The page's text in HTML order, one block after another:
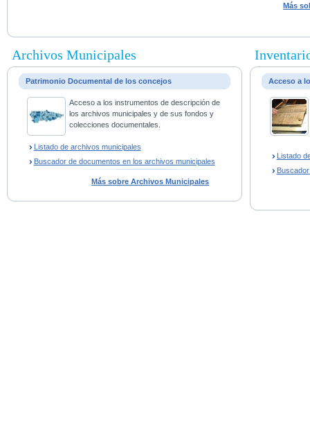
Más
Archivos Municipales
Patrimonio Documental de los concejos
Acceso a los instrumentos de descripción de
los archivos municipales y de sus fondos y
colecciones documentales.
Listado de archivos municipales
Buscador de documentos en los archivos municipales
Más sobre Archivos Municipales
Acceso a
Listado